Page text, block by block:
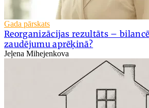
Gada pārskats
Reorganizācijas rezultāts –
zaudējumu aprēķinā?
Jeļena Mihejenkova